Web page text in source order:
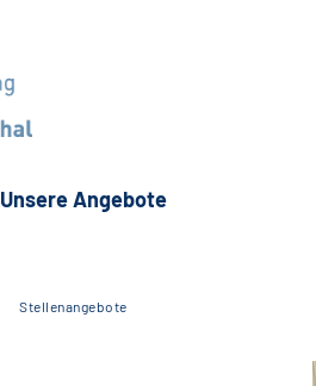
Unsere Angebote
Stellenangebote